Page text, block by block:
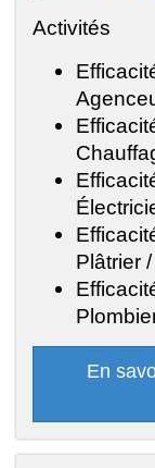
Activités
Plâtrier
En